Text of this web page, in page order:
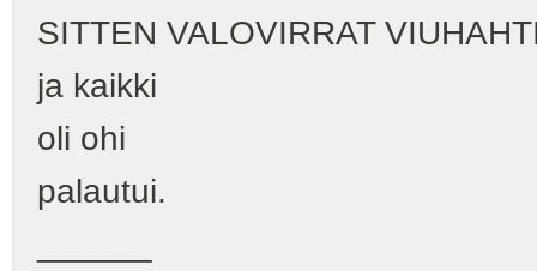
SITTEN VALOVIRRAT
ja kaikki
oli ohi
palautui.